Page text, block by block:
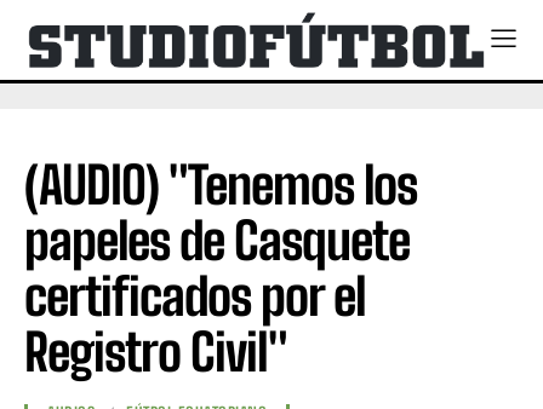
(AUDIO) "Tenemos los
papeles de Casquete
certificados por el
Registro Civil"